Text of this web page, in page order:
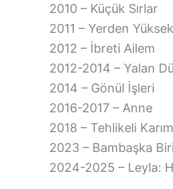
2010 – Küçük Sırlar
2011 – Yerden Yüksek
2012 – İbreti Ailem
2012-2014 – Yalan
2014 – Gönül İşleri
2016-2017 – Anne
2018 – Tehlikeli Karım
2023 – Bambaşka Biri
2024-2025 – Leyla: